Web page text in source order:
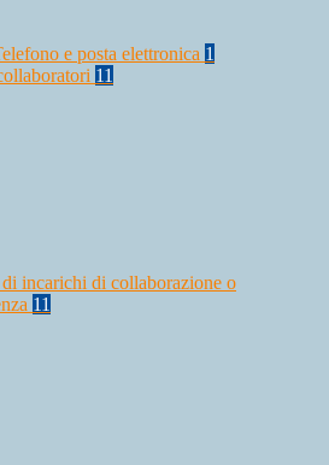
e posta elettronica 1
11
incarichi di collaborazione o
11